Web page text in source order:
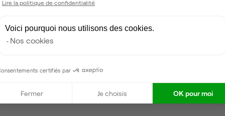
Salle de réunion partagée
Lire la politique de confidentialité
Voici pourquoi nous utilisons des cookies.
Nos cookies
certifiés par
Fermer Je choisis OK pour moi